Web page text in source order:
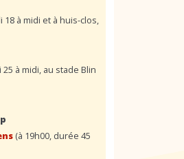
18 à midi et à huis-clos,
25 à midi, au stade Blin
(à 19h00, durée 45